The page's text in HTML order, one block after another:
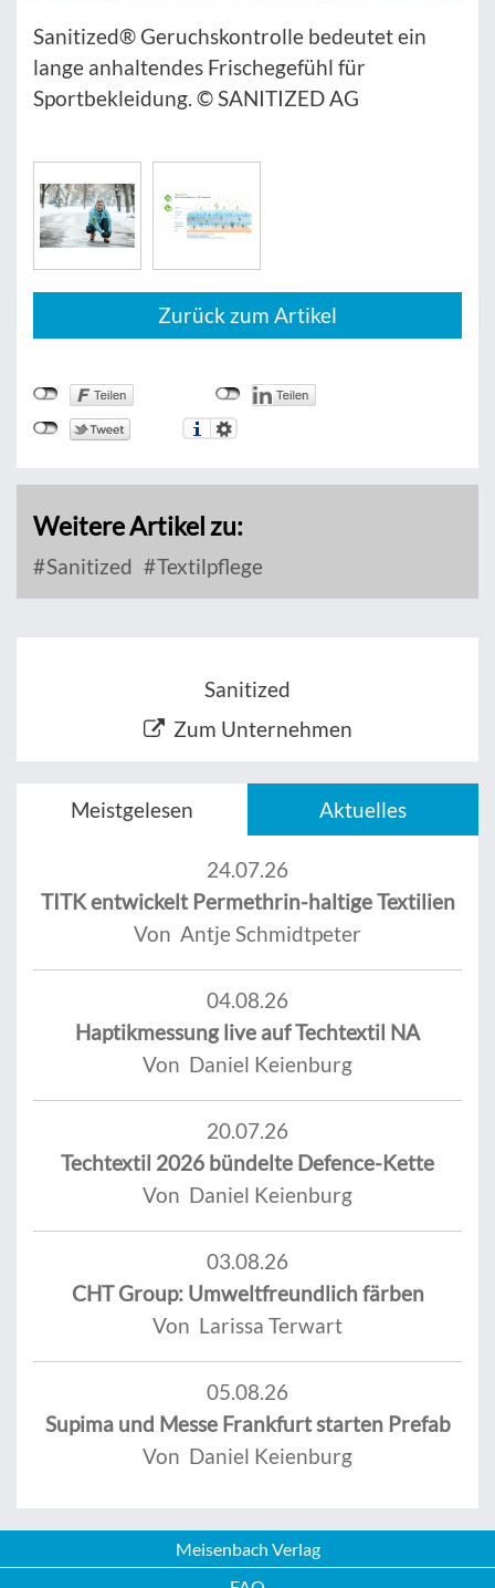
Sanitized® Geruchskontrolle bedeutet ein
lange anhaltendes Frischegefühl für
Sportbekleidung. © SANITIZED AG
Zurück zum Artikel
Weitere Artikel zu:
Sanitized Textilpflege
Sanitized
Zum Unternehmen
Meistgelesen Aktuelles
24.07.26
TITK entwickelt Permethrin-haltige Textilien
Von Antje Schmidtpeter
04.08.26
Haptikmessung live auf Techtextil NA
Von Daniel Keienburg
20.07.26
Techtextil 2026 bündelte Defence-Kette
Von Daniel Keienburg
03.08.26
CHT Group: Umweltfreundlich färben
Von Larissa Terwart
05.08.26
Supima und Messe Frankfurt starten Prefab
Von Daniel Keienburg
Meisenbach Verlag